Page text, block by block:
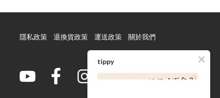
隱私政策 退換貨政策 運送政策 關於我們
tippy